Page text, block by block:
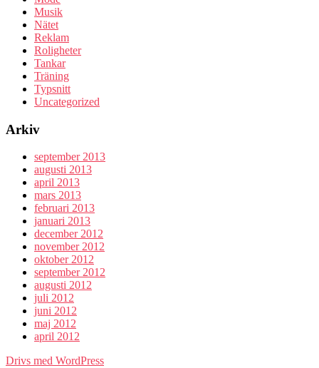
Musik
Nätet
Reklam
Roligheter
Tankar
Träning
Typsnitt
Uncategorized
Arkiv
september 2013
augusti 2013
april 2013
mars 2013
februari 2013
januari 2013
december 2012
november 2012
oktober 2012
september 2012
augusti 2012
juli 2012
juni 2012
maj 2012
april 2012
Drivs med WordPress